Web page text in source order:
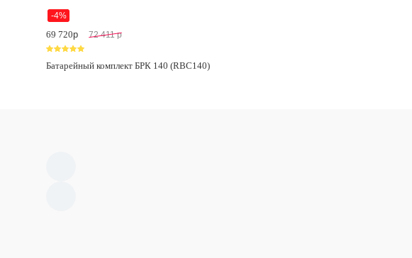
-4%
69 720p 72 411 p
Батарейный комплект БРК 140 (RBC140)